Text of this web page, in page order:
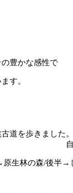
豊かな感性で
す。
半に猿跳古
す。
生林の森/後半